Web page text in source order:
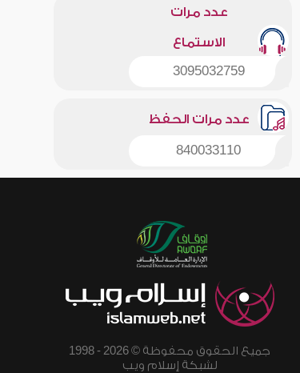
عدد مرات
الاستماع
3095032759
عدد مرات الحفظ
840033110
جميع الحقوق محفوظة © 2026 - 1998
لشبكة إسلام ويب